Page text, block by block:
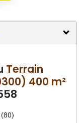
Terrain
400 m²
(80)